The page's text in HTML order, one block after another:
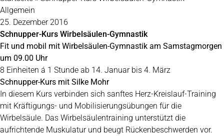
Allgemein
25. Dezember 2016
Schnupper-Kurs Wirbelsäulen-Gymnastik
Fit und mobil mit Wirbelsäulen-Gymnastik am Samstagmorgen
um 09.00 Uhr
8 Einheiten á 1 Stunde ab 14. Januar bis 4. März
Schnupper-Kurs mit Silke Mohr
In diesem Kurs verbinden sich sanftes Herz-Kreislauf-Training
mit Kräftigungs- und Mobilisierungsübungen für die
Wirbelsäule. Das Wirbelsäulentraining unterstützt die
aufrichtende Muskulatur und beugt Rückenbeschwerden vor.